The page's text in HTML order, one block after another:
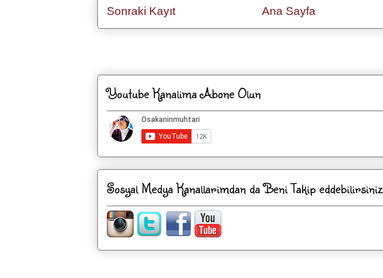
Sonraki Kayıt Ana Sayfa
Youtube Kanalima Abone Olun
Sosyal Medya Kanallarimdan da Beni Takip eddebilirsiniz